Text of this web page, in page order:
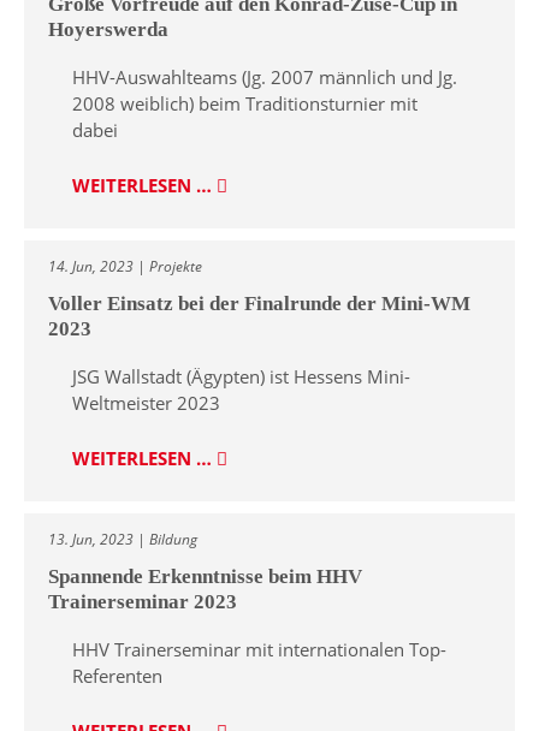
Hoyerswerda
HHV-Auswahlteams (Jg. 2007 männlich und Jg.
2008 weiblich) beim Traditionsturnier mit
dabei
WEITERLESEN …
14. Jun, 2023 | Projekte
Voller Einsatz bei der Finalrunde der Mini-WM
2023
JSG Wallstadt (Ägypten) ist Hessens Mini-
Weltmeister 2023
WEITERLESEN …
13. Jun, 2023 | Bildung
Spannende Erkenntnisse beim HHV
Trainerseminar 2023
HHV Trainerseminar mit internationalen Top-
Referenten